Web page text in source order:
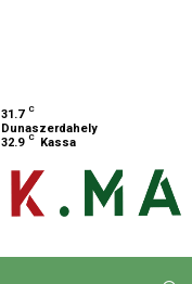
31.7 C
Dunaszerdahely
32.9 C Kassa